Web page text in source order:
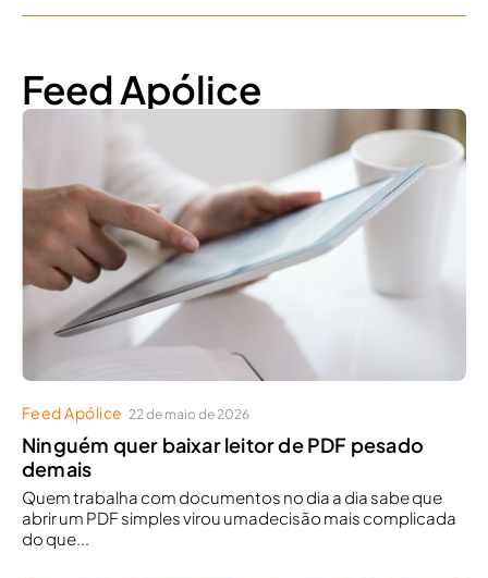
Feed Apólice
Feed Apólice 22 de maio de 2026
Ninguém quer baixar leitor de PDF pesado
demais
Quem trabalha com documentos no dia a dia sabe que
abrir um PDF simples virou umadecisão mais complicada
do que...